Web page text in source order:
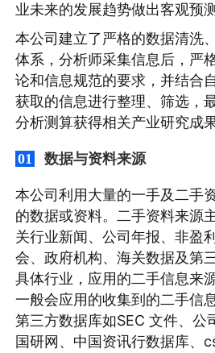
业未来的发展趋势做出客观预测
本公司建立了严格的数据清洗
体系，分析师采集信息后，严
论和信息规范的要求，并结合
获取的信息进行整理、筛选，
分析测算获得相关产业研究成果
01 数据与资料来源
本公司利用大量的一手及二手
的数据或资料。二手资料来源
关行业新闻、公司年报、非盈
会、政府机构、海关数据及第
具体行业，应用的二手信息来
一般会应用的收集到的二手信
第三方数据库如SEC 文件、公
国研网、中国资讯行数据库、